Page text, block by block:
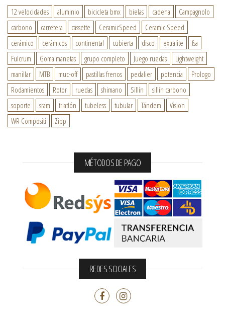
12 velocidades aluminio bicicleta bmx bielas cadena
Campagnolo
carbono
carretera cassette CeramicSpeed
Ceramic Speed
cerámico
cerámicos continental cubierta disco extralite
fsa
Fulcrum
Goma manetas grupo completo Juego ruedas
Lightweight
manillar
MTB muc-off pastillas frenos pedalier potencia
Prologo
Rodamientos
Rotor ruedas shimano Sillín
sillín carbono
soporte
sram triatlón tubeless tubular Tándem
Vision
WR Compositi
Zipp
MÉTODOS DE PAGO
REDES SOCIALES